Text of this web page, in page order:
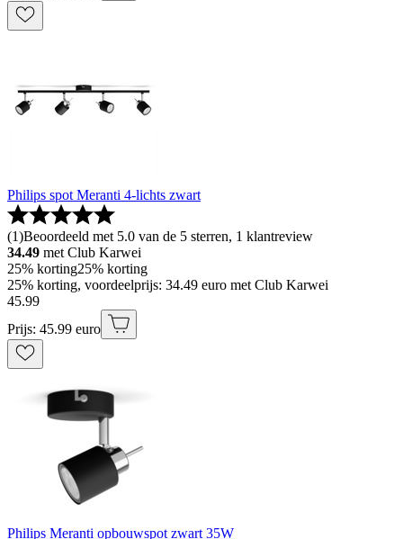
Philips spot Meranti 4-lichts zwart
(1)Beoordeeld met 5.0 van de 5 sterren, 1 klantreview
34.49 met Club Karwei
25% korting25% korting
25% korting, voordeelprijs: 34.49 euro met Club Karwei
45.99
Prijs: 45.99 euro
Philips Meranti opbouwspot zwart 35W